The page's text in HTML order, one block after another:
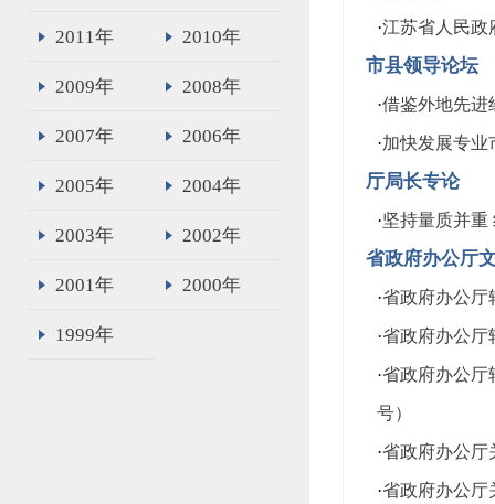
2011年 2010年
2009年 2008年
2007年 2006年
2005年 2004年
2003年 2002年
2001年 2000年
1999年
·江苏省人民政
市县领导论坛
·借鉴外地先进
·加快发展专业
厅局长专论
·坚持量质并重
省政府办公厅
·省政府办公厅
·省政府办公厅
·省政府办公厅
号）
·省政府办公厅
·省政府办公厅